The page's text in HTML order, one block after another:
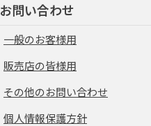
お問い合わせ
一般のお客様用
販売店の皆様用
その他のお問い合わせ
個人情報保護方針